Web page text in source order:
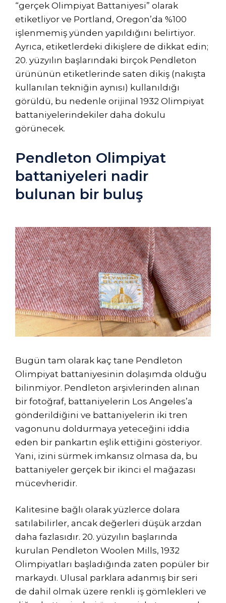
“gerçek Olimpiyat Battaniyesi” olarak
etiketliyor ve Portland, Oregon’da %100
işlenmemiş yünden yapıldığını belirtiyor.
Ayrıca, etiketlerdeki dikişlere de dikkat edin;
20. yüzyılın başlarındaki birçok Pendleton
ürününün etiketlerinde saten dikiş (nakışta
kullanılan tekniğin aynısı) kullanıldığı
görüldü, bu nedenle orijinal 1932 Olimpiyat
battaniyelerindekiler daha dokulu
görünecek.
Pendleton Olimpiyat
battaniyeleri nadir
bulunan bir buluş
Bugün tam olarak kaç tane Pendleton
Olimpiyat battaniyesinin dolaşımda olduğu
bilinmiyor. Pendleton arşivlerinden alınan
bir fotoğraf, battaniyelerin Los Angeles’a
gönderildiğini ve battaniyelerin iki tren
vagonunu doldurmaya yeteceğini iddia
eden bir pankartın eşlik ettiğini gösteriyor.
Yani, izini sürmek imkansız olmasa da, bu
battaniyeler gerçek bir ikinci el mağazası
mücevheridir.
Kalitesine bağlı olarak yüzlerce dolara
satılabilirler, ancak değerleri düşük arzdan
daha fazlasıdır. 20. yüzyılın başlarında
kurulan Pendleton Woolen Mills, 1932
Olimpiyatları başladığında zaten popüler bir
markaydı. Ulusal parklara adanmış bir seri
de dahil olmak üzere renkli iş gömlekleri ve